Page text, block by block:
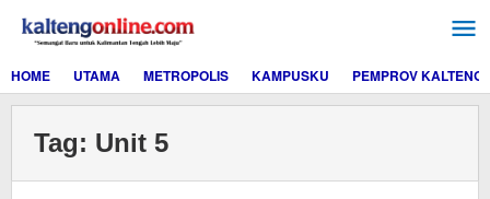
konten
HOME
UTAMA METROPOLIS KAMPUSKU PEMPROV KALTENG
Tag: Unit 5